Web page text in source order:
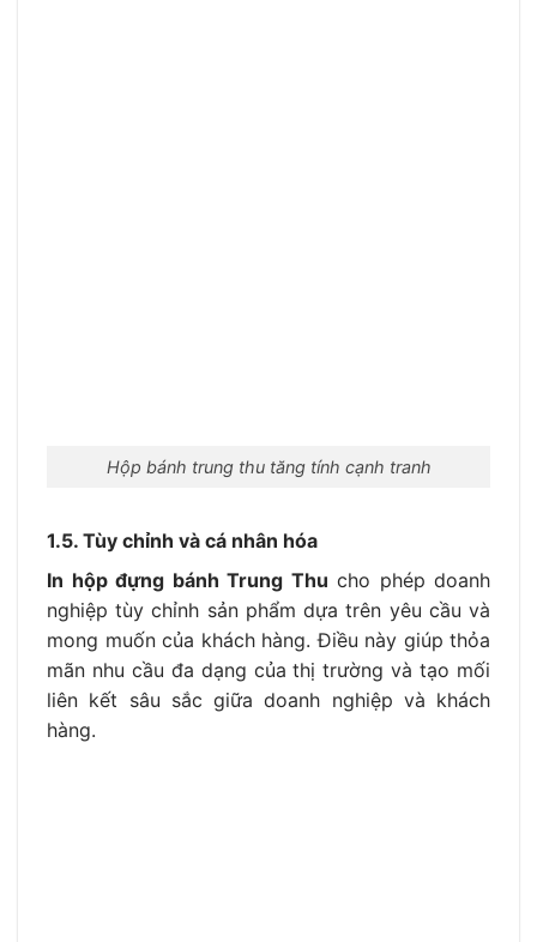
Hộp bánh trung thu tăng tính cạnh tranh
1.5. Tùy chỉnh và cá nhân hóa
In hộp đựng bánh Trung Thu cho phép doanh
nghiệp tùy chỉnh sản phẩm dựa trên yêu cầu và
mong muốn của khách hàng. Điều này giúp thỏa
mãn nhu cầu đa dạng của thị trường và tạo mối
liên kết sâu sắc giữa doanh nghiệp và khách
hàng.